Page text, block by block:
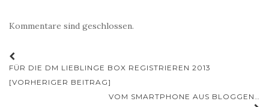
Kommentare sind geschlossen.
Beitrags-
Navigation
FÜR DIE DM LIEBLINGE BOX REGISTRIEREN 2013
[VORHERIGER BEITRAG]
VOM SMARTPHONE AUS BLOGGEN…